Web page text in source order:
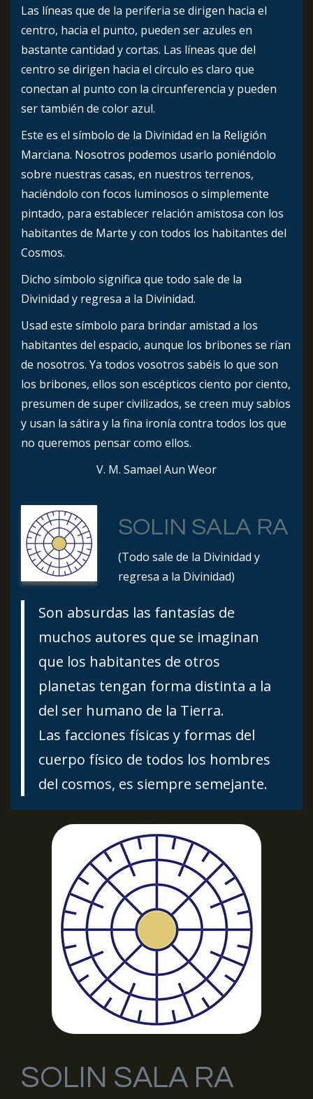
Las líneas que de la periferia se dirigen hacia el
centro, hacia el punto, pueden ser azules en
bastante cantidad y cortas. Las líneas que del
centro se dirigen hacia el círculo es claro que
conectan al punto con la circunferencia y pueden
ser también de color azul.
Este es el símbolo de la Divinidad en la Religión
Marciana. Nosotros podemos usarlo poniéndolo
sobre nuestras casas, en nuestros terrenos,
haciéndolo con focos luminosos o simplemente
pintado, para establecer relación amistosa con los
habitantes de Marte y con todos los habitantes del
Cosmos.
Dicho símbolo significa que todo sale de la
Divinidad y regresa a la Divinidad.
Usad este símbolo para brindar amistad a los
habitantes del espacio, aunque los bribones se rían
de nosotros. Ya todos vosotros sabéis lo que son
los bribones, ellos son escépticos ciento por ciento,
presumen de super civilizados, se creen muy sabios
y usan la sátira y la fina ironía contra todos los que
no queremos pensar como ellos.
V. M. Samael Aun Weor
SOLIN SALA RA
(Todo sale de la Divinidad y
regresa a la Divinidad)
Son absurdas las fantasías de
muchos autores que se imaginan
que los habitantes de otros
planetas tengan forma distinta a la
del ser humano de la Tierra.
Las facciones físicas y formas del
cuerpo físico de todos los hombres
del cosmos, es siempre semejante.
SOLIN SALA RA